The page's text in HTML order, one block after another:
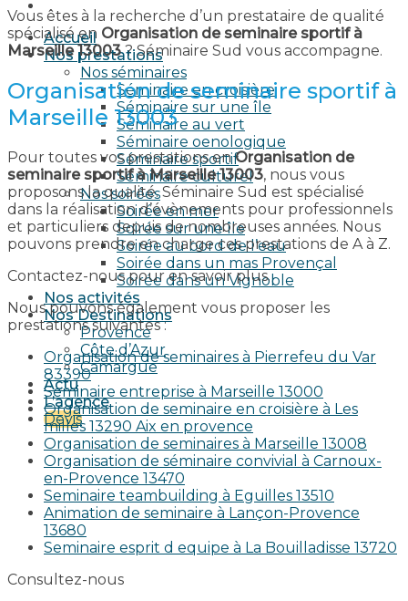
Accueil
Nos prestations
Nos séminaires
Séminaire en croisière
Séminaire sur une île
Séminaire au vert
Séminaire oenologique
Séminaire sportif
Séminaire culturel
Nos soirées
Soirée en mer
Soirée sur une île
Soirée au bord de l’eau
Soirée dans un mas Provençal
Soirée dans un Vignoble
Nos activités
Nos Destinations
Provence
Côte d’Azur
Camargue
Actu
L’agence
Devis
Vous êtes à la recherche d’un prestataire de qualité
spécialisé en Organisation de seminaire sportif à
Marseille 13003? Séminaire Sud vous accompagne.
Organisation de seminaire sportif à
Marseille 13003
Pour toutes vos prestations enOrganisation de
seminaire sportif à Marseille 13003, nous vous
proposons la qualité. Séminaire Sud est spécialisé
dans la réalisation d’évènements pour professionnels
et particuliers depuis de nombreuses années. Nous
pouvons prendre en charge ces prestations de A à Z.
Contactez-nous pour en savoir plus.
Nous pouvons également vous proposer les
prestations suivantes :
Organisation de seminaires à Pierrefeu du Var
83390
Seminaire entreprise à Marseille 13000
Organisation de seminaire en croisière à Les
milles 13290 Aix en provence​
Organisation de seminaires à Marseille 13008
Organisation de séminaire convivial à Carnoux-
en-Provence 13470
Seminaire teambuilding à Eguilles 13510
Animation de seminaire à Lançon-Provence
13680
Seminaire esprit d equipe à La Bouilladisse 13720
Consultez-nous